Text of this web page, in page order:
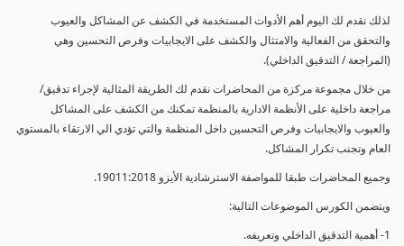
لذلك نقدم لك اليوم أهم الأدوات المستخدمة في الكشف عن المشاكل والعيوب
والتحقق من الفعالية والامتثال والكشف على الايجابيات وفرص التحسين وهي
(المراجعة / التدقيق الداخلي).
من خلال مجموعة مركزة من المحاضرات نقدم لك الطريقة المثالية لإجراء تدقيق/
مراجعة داخلية على الأنظمة الادارية بالمنظمة تمكنك من الكشف على المشاكل
والعيوب والايجابيات وفرص التحسين داخل المنظمة والتي تؤدي الي الارتقاء بالمستوي
العام وتجنب تكرار المشاكل.
وجميع المحاضرات طبقا للمواصفة الاسترشادية الأيزو 19011:2018.
ويتضمن الكورس الموضوعات التالية:
1- أهمية التدقيق الداخلي وتعريفه.